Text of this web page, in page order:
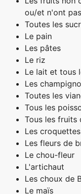
ou/et n'ont
Toutes les
Le pain
Les pâtes
Le riz
Le lait et tous
Les
Toutes les
Tous les
Tous les fruits
Les
Les fleurs de
Le chou-fleur
L'artichaut
Les choux de
Le maïs